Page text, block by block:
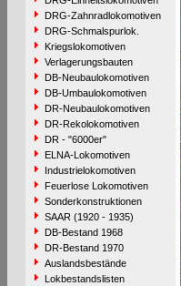
DRG-Zahnradlokomotiven
DRG-Schmalspurlok.
Kriegslokomotiven
Verlagerungsbauten
DB-Neubaulokomotiven
DB-Umbaulokomotiven
DR-Neubaulokomotiven
DR-Rekolokomotiven
DR - "6000er"
ELNA-Lokomotiven
Industrielokomotiven
Feuerlose Lokomotiven
Sonderkonstruktionen
SAAR (1920 - 1935)
DB-Bestand 1968
DR-Bestand 1970
Auslandsbestände
Lokbestandslisten